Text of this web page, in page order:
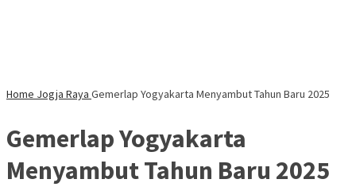
Home Jogja Raya Gemerlap Yogyakarta Menyambut Tahun Baru 2025
Gemerlap Yogyakarta
Menyambut Tahun Baru 2025